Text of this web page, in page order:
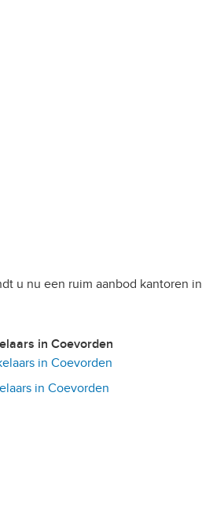
u nu een ruim aanbod kantoren in
in Coevorden
in Coevorden
in Coevorden